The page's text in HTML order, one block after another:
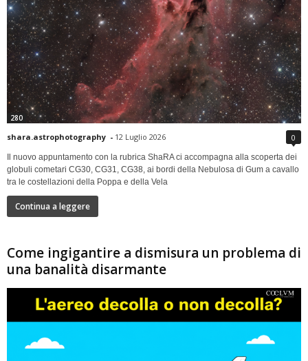
280
shara.astrophotography - 12 Luglio 2026 0
Il nuovo appuntamento con la rubrica ShaRA ci accompagna alla scoperta dei
globuli cometari CG30, CG31, CG38, ai bordi della Nebulosa di Gum a cavallo
tra le costellazioni della Poppa e della Vela
Continua a leggere
Come ingigantire a dismisura un problema di
una banalità disarmante